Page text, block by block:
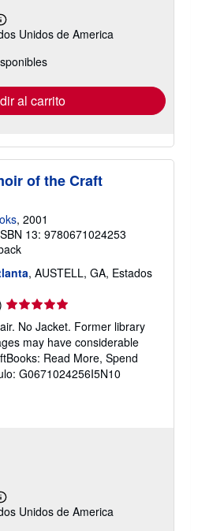
Más
información
las
tarifas
envío
Unidos de America
al carrito
of the Craft
, 2001
13: 9780671024253
, AUSTELL, GA, Estados
Calificación
del
vendedor:
5
de
5
No Jacket. Former library
may have considerable
Read More, Spend
G0671024256I5N10
Más
información
Unidos de America